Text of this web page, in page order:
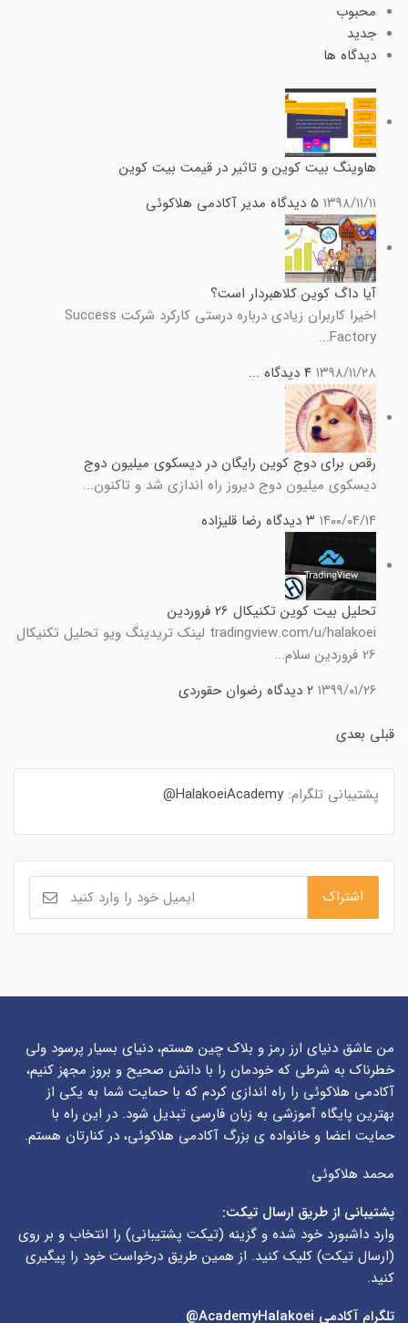
محبوب
جدید
دیدگاه ها
هاوینگ بیت کوین و تاثیر در قیمت بیت کوین
۱۳۹۸/۱۱/۱۱ ۵ دیدگاه مدیر آکادمی هلاکوئی
آیا داگ کوین کلاهبردار است؟
اخیرا کاربران زیادی درباره درستی کارکرد شرکت Success
Factory...
۱۳۹۸/۱۱/۲۸ ۴ دیدگاه ...
رقص برای دوج کوین رایگان در دیسکوی میلیون دوج
دیسکوی میلیون دوج دیروز راه اندازی شد و تاکنون...
۱۴۰۰/۰۴/۱۴ ۳ دیدگاه رضا قلیزاده
تحلیل بیت کوین تکنیکال 26 فروردین
tradingview.com/u/halakoei لینک تریدینگ ویو تحلیل تکنیکال
26 فروردین سلام...
۱۳۹۹/۰۱/۲۶ ۲ دیدگاه
رضوان حقوردی
قبلی بعدی
پشتیبانی تلگرام: HalakoeiAcademy@
من عاشق دنیای ارز رمز و بلاک چین هستم، دنیای بسیار پرسود ولی
خطرناک به شرطی که خودمان را با دانش صحیح و بروز مجهز کنیم،
آکادمی هلاکوئی را راه اندازی کردم که با حمایت شما به یکی از
بهترین پایگاه آموزشی به زبان فارسی تبدیل شود. در این راه با
حمایت اعضا و خانواده ی بزرگ آکادمی هلاکوئی، در کنارتان هستم.
محمد هلاکوئی
پشتیبانی از طریق ارسال تیکت:
وارد داشبورد خود شده و گزینه (تیکت پشتیبانی) را انتخاب و بر روی
(ارسال تیکت) کلیک کنید. از همین طریق درخواست خود را پیگیری
کنید.
تلگرام آکادمی